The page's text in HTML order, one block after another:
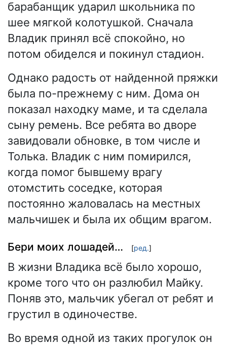
барабанщик ударил школьника по
шее мягкой колотушкой. Сначала
Владик принял всё спокойно, но
потом обиделся и покинул стадион.
Однако радость от найденной пряжки
была по-прежнему с ним. Дома он
показал находку маме, и та сделала
сыну ремень. Все ребята во дворе
завидовали обновке, в том числе и
Толька. Владик с ним помирился,
когда помог бывшему врагу
отомстить соседке, которая
постоянно жаловалась на местных
мальчишек и была их общим врагом.
Бери моих лошадей… [ред.]
В жизни Владика всё было хорошо,
кроме того что он разлюбил Майку.
Поняв это, мальчик убегал от ребят и
грустил в одиночестве.
Во время одной из таких прогулок он